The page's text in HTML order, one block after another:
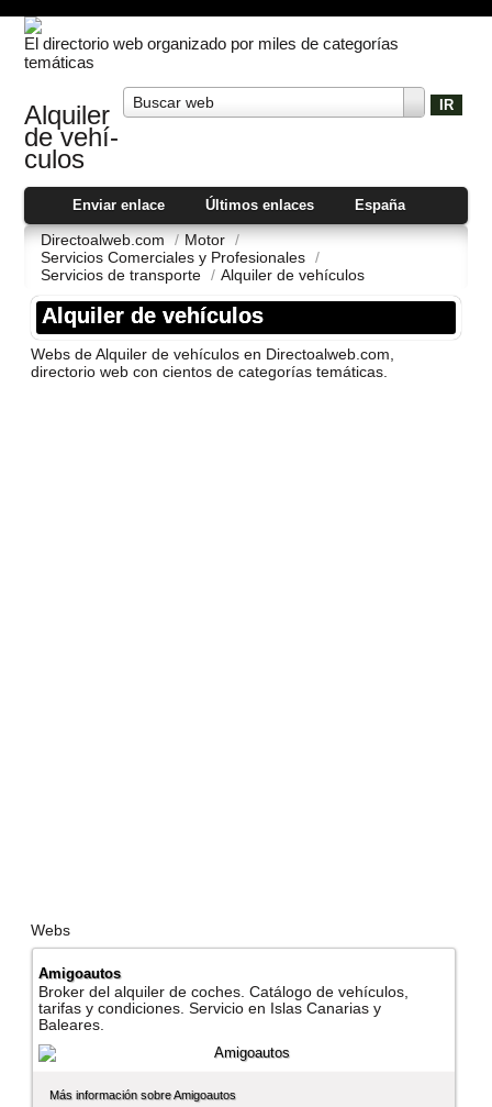
El directorio web organizado por miles de categorías
temáticas
Buscar web
Alquiler
de vehí­
culos
Enviar enlace Últimos enlaces España
Directoalweb.com / Motor /
Servicios Comerciales y Profesionales /
Servicios de transporte / Alquiler de vehí­culos
Alquiler de vehí­culos
Webs de Alquiler de vehí­culos en Directoalweb.com,
directorio web con cientos de categorí­as temáticas.
Webs
Amigoautos
Broker del alquiler de coches. Catálogo de vehí­culos,
tarifas y condiciones. Servicio en Islas Canarias y
Baleares.
Más información sobre Amigoautos